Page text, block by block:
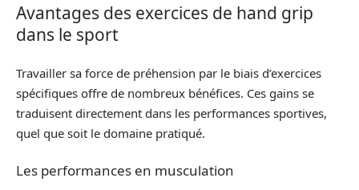
Avantages des exercices de hand grip
dans le sport
Travailler sa force de préhension par le biais d’exercices
spécifiques offre de nombreux bénéfices. Ces gains se
traduisent directement dans les performances sportives,
quel que soit le domaine pratiqué.
Les performances en musculation